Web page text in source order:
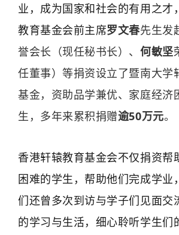
业，成为国家和社会的有用之才
教育基金会前主席罗文春先生发
誉会长（现任秘书长）、 何敏坚
任董事）等捐资设立了暨南大学
基金，资助品学兼优、家庭经济
生，多年来累积捐赠逾50万元。
香港轩辕教育基金会不仅捐资帮
困难的学生，帮助他们完成学业
们还曾多次到访与学子们见面交
的学习与生活，细心聆听学生们